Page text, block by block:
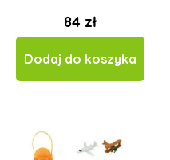
84 zł
Dodaj do koszyka